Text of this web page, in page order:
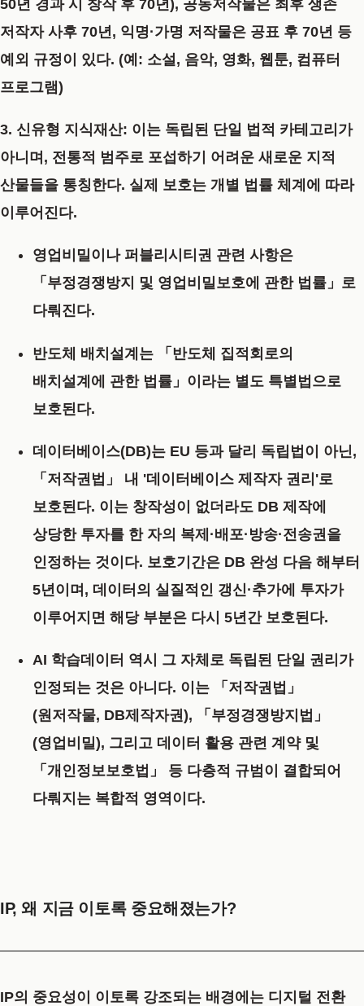
50년 경과 시 창작 후 70년), 공동저작물은 최후 생존
저작자 사후 70년, 익명·가명 저작물은 공표 후 70년 등
예외 규정이 있다. (예: 소설, 음악, 영화, 웹툰, 컴퓨터
프로그램)
3. 신유형 지식재산: 이는 독립된 단일 법적 카테고리가
아니며, 전통적 범주로 포섭하기 어려운 새로운 지적
산물들을 통칭한다. 실제 보호는 개별 법률 체계에 따라
이루어진다.
영업비밀이나 퍼블리시티권 관련 사항은
「부정경쟁방지 및 영업비밀보호에 관한 법률」 로
다뤄진다.
반도체 배치설계 는
「반도체 집적회로의
배치설계에 관한 법률」 이라는 별도 특별법으로
보호된다.
데이터베이스(DB)는 EU 등과 달리 독립법이 아닌,
「저작권법」 내 '데이터베이스 제작자 권리'로
보호된다. 이는 창작성이 없더라도 DB 제작에
상당한 투자를 한 자의 복제·배포·방송·전송권을
인정하는 것이다. 보호기간은 DB 완성 다음 해부터
5년이며, 데이터의 실질적인 갱신·추가에 투자가
이루어지면 해당 부분은 다시 5년간 보호된다.
AI 학습데이터 역시 그 자체로 독립된 단일 권리가
인정되는 것은 아니다. 이는
「저작권법」
(원저작물, DB제작자권), 「부정경쟁방지법」
(영업비밀), 그리고 데이터 활용 관련 계약 및
「개인정보보호법」 등 다층적 규범이 결합되어
다뤄지는 복합적 영역 이다.
IP, 왜 지금 이토록 중요해졌는가?
IP의 중요성이 이토록 강조되는 배경에는 디지털 전환